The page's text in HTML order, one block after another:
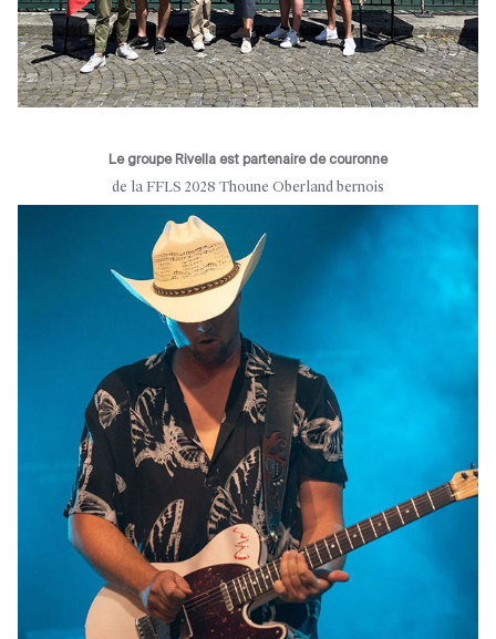
Le groupe Rivella est partenaire de couronne
de la FFLS 2028 Thoune Oberland bernois